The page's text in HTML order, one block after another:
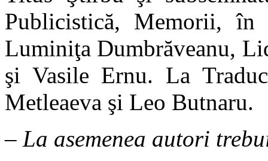
Publicistică, Memorii, în
Luminiţa Dumbrăveanu,
şi Vasile Ernu. La
Metleaeva şi Leo Butnaru.
– La asemenea autori